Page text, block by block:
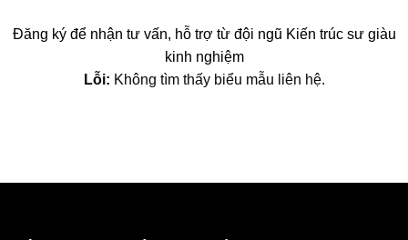
Đăng ký để nhận tư vấn, hỗ trợ từ đội ngũ Kiến trúc sư giàu
kinh nghiệm
Lỗi: Không tìm thấy biểu mẫu liên hệ.